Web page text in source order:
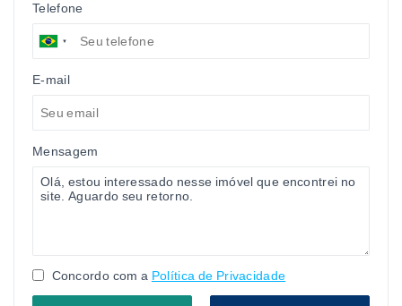
Telefone
E-mail
Mensagem
Concordo com a Política de Privacidade